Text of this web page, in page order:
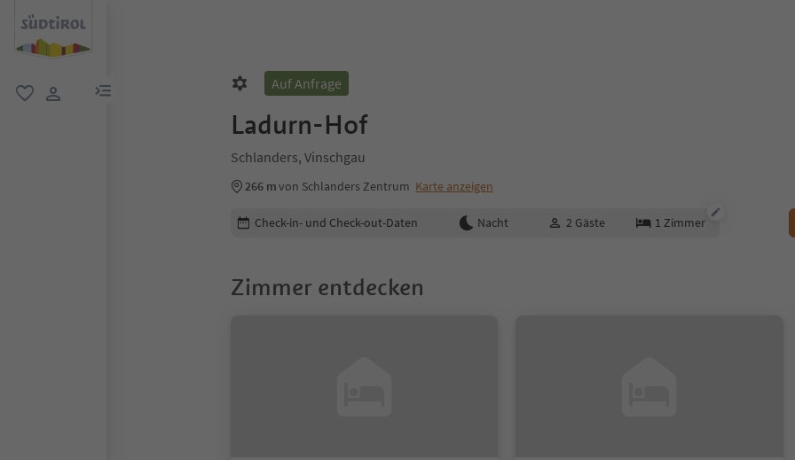
menu link Auf Anfrage
Ladurn-Hof
Schlanders, Vinschgau
266 mvon Schlanders Zentrum Karte anzeigen
Buchungsdetails bearbeiten
Check-in- und Check-out-Daten Nacht 2 Gäste 1 Zimmer
Zimmer entdecken